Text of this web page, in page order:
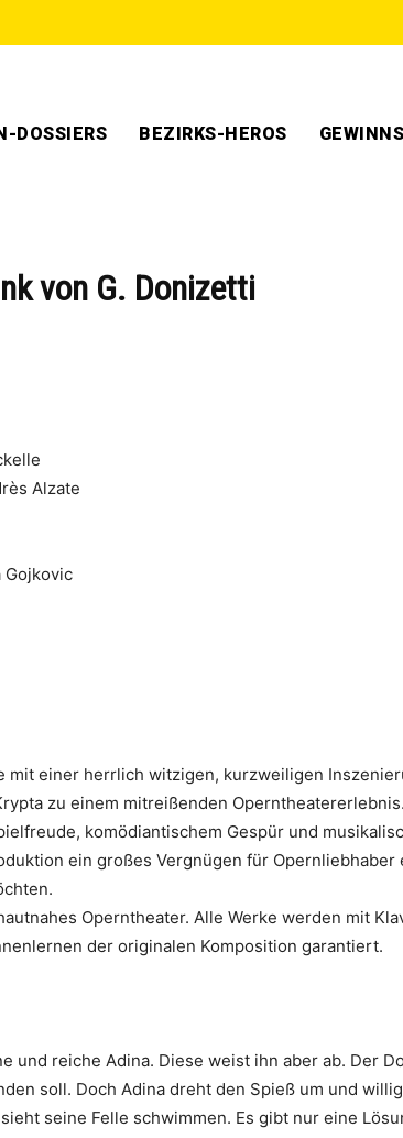
DOSSIERS BEZIRKS-HEROS
von G. Donizetti
Alzate
mit einer herrlich witzigen, kurzweiligen
zu einem mitreißenden Operntheatererlebnis.
komödiantischem Gespür und
ein großes Vergnügen für
Operntheater. Alle Werke werden mit
der originalen Komposition garantiert.
und reiche Adina. Diese weist ihn aber ab. Der
soll. Doch Adina dreht den Spieß um und
seine Felle schwimmen. Es gibt nur eine